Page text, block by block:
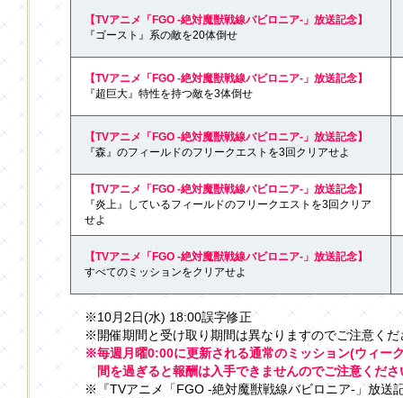
【TVアニメ「FGO -絶対魔獣戦線バビロニア-」放送記念】
『ゴースト』系の敵を20体倒せ
【TVアニメ「FGO -絶対魔獣戦線バビロニア-」放送記念】
『超巨大』特性を持つ敵を3体倒せ
【TVアニメ「FGO -絶対魔獣戦線バビロニア-」放送記念】
『森』のフィールドのフリークエストを3回クリアせよ
【TVアニメ「FGO -絶対魔獣戦線バビロニア-」放送記念】
『炎上』しているフィールドのフリークエストを3回クリア
せよ
【TVアニメ「FGO -絶対魔獣戦線バビロニア-」放送記念】
すべてのミッションをクリアせよ
※10月2日(水) 18:00誤字修正
※開催期間と受け取り期間は異なりますのでご注意くだ
※毎週月曜0:00に更新される通常のミッション(ウィー
間を過ぎると報酬は入手できませんのでご注意くださ
※『TVアニメ「FGO -絶対魔獣戦線バビロニア-」放送